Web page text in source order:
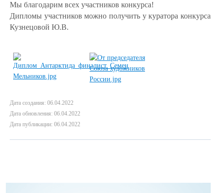
Мы благодарим всех участников конкурса!
Дипломы участников можно получить у куратора конкурса
Кузнецовой Ю.В.
Дата создания: 06.04.2022
Дата обновления: 06.04.2022
Дата публикации: 06.04.2022